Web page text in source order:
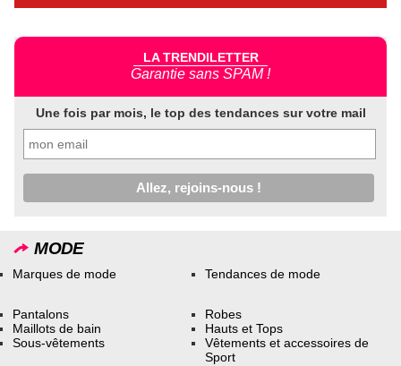
LA TRENDILETTER
Garantie sans SPAM !
Une fois par mois, le top des tendances sur votre mail
MODE
Marques de mode Tendances de mode
Pantalons
Maillots de bain
Sous-vêtements
Robes
Hauts et Tops
Vêtements et accessoires de
Sport